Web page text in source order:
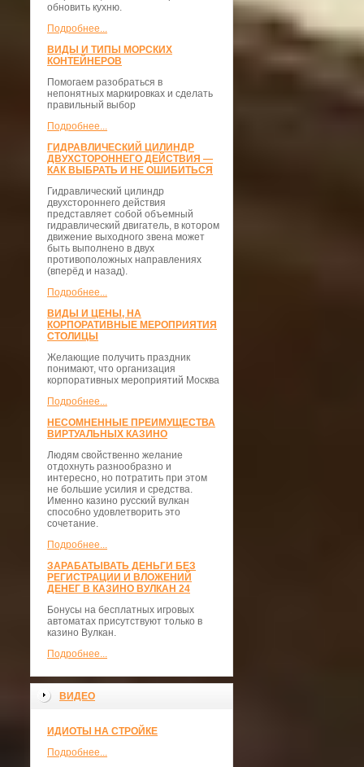
обновить кухню.
Подробнее...
ВИДЫ И ТИПЫ МОРСКИХ
КОНТЕЙНЕРОВ
Помогаем разобраться в
непонятных маркировках и сделать
правильный выбор
Подробнее...
ГИДРАВЛИЧЕСКИЙ ЦИЛИНДР
ДВУХСТОРОННЕГО ДЕЙСТВИЯ —
КАК ВЫБРАТЬ И НЕ ОШИБИТЬСЯ
Гидравлический цилиндр
двухстороннего действия
представляет собой объемный
гидравлический двигатель, в котором
движение выходного звена может
быть выполнено в двух
противоположных направлениях
(вперёд и назад).
Подробнее...
ВИДЫ И ЦЕНЫ, НА
КОРПОРАТИВНЫЕ МЕРОПРИЯТИЯ
СТОЛИЦЫ
Желающие получить праздник
понимают, что организация
корпоративных мероприятий Москва
Подробнее...
НЕСОМНЕННЫЕ ПРЕИМУЩЕСТВА
ВИРТУАЛЬНЫХ КАЗИНО
Людям свойственно желание
отдохнуть разнообразно и
интересно, но потратить при этом
не большие усилия и средства.
Именно казино русский вулкан
способно удовлетворить это
сочетание.
Подробнее...
ЗАРАБАТЫВАТЬ ДЕНЬГИ БЕЗ
РЕГИСТРАЦИИ И ВЛОЖЕНИЙ
ДЕНЕГ В КАЗИНО ВУЛКАН 24
Бонусы на бесплатных игровых
автоматах присутствуют только в
казино Вулкан.
Подробнее...
ВИДЕО
ИДИОТЫ НА СТРОЙКЕ
Подробнее...